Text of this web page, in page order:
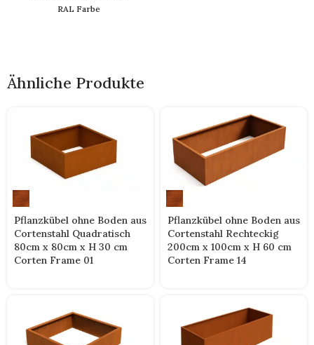
RAL Farbe
Ähnliche Produkte
Pflanzkübel ohne Boden aus
Cortenstahl Quadratisch
80cm x 80cm x H 30 cm
Corten Frame 01
Pflanzkübel ohne Boden aus
Cortenstahl Rechteckig
200cm x 100cm x H 60 cm
Corten Frame 14